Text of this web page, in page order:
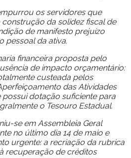
os servidores que
da solidez fiscal de
de manifesto prejuízo
pessoal da ativa.
financeira proposta pelo
de impacto orçamentário:
custeada pelos
das Atividades
possui dotação suficiente para
o Tesouro Estadual.
se em Assembleia Geral
no último dia 14 de maio e
urgente: a recriação da rubrica
recuperação de créditos